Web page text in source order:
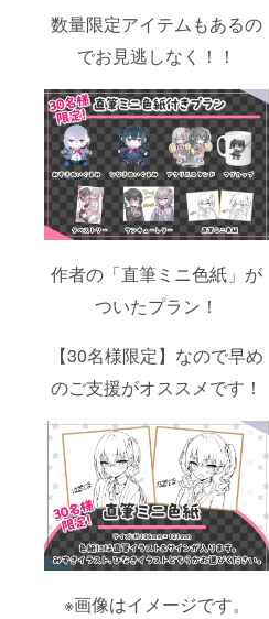
数量限定アイテムもあるの
でお見逃しなく！！
作者の「直筆ミニ色紙」が
ついたプラン！
【30名様限定】なので早め
のご支援がオススメです！
※画像はイメージです。